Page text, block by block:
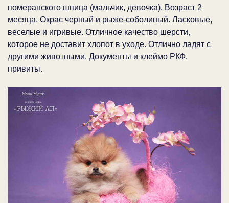
померанского шпица (мальчик, девочка). Возраст 2
месяца. Окрас черный и рыже-соболиный. Ласковые,
веселые и игривые. Отличное качество шерсти,
которое не доставит хлопот в уходе. Отлично ладят с
другими животными. Документы и клеймо РКФ,
привиты.